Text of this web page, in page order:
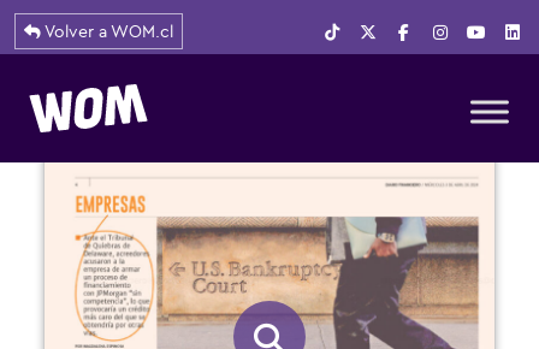
Volver a WOM.cl
Navegación principal